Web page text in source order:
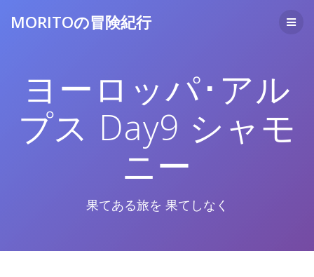
ス
ッ
プ
MORITOの冒険紀行
ヨーロッパ･アル
プス Day9 シャモ
ニー
果てある旅を 果てしなく